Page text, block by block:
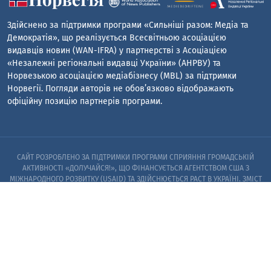
Здійснено за підтримки програми «Сильніші разом: Медіа та
Демократія», що реалізується Всесвітньою асоціацією
видавців новин (WAN-IFRA) у партнерстві з Асоціацією
«Незалежні регіональні видавці України» (АНРВУ) та
Норвезькою асоціацією медіабізнесу (MBL) за підтримки
Норвегії. Погляди авторів не обов’язково відображають
офіційну позицію партнерів програми.
САЙТ РОЗРОБЛЕНО ЗА ПІДТРИМКИ ПРОГРАМИ СПРИЯННЯ ГРОМАДСЬКІЙ
АКТИВНОСТІ «ДОЛУЧАЙСЯ!», ЩО ФІНАНСУЄТЬСЯ АГЕНТСТВОМ США З
МІЖНАРОДНОГО РОЗВИТКУ (USAID) ТА ЗДІЙСНЮЄТЬСЯ PACT В УКРАЇНІ. ЗМІСТ